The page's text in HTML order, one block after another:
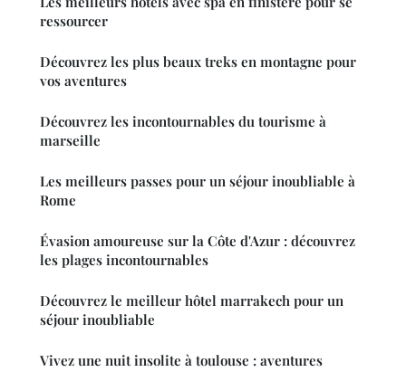
ressourcer
Découvrez les plus beaux treks en montagne pour
vos aventures
Découvrez les incontournables du tourisme à
marseille
Les meilleurs passes pour un séjour inoubliable à
Rome
Évasion amoureuse sur la Côte d'Azur : découvrez
les plages incontournables
Découvrez le meilleur hôtel marrakech pour un
séjour inoubliable
Vivez une nuit insolite à toulouse : aventures